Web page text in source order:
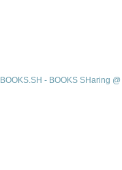
BOOKS.SH - BOOKS SHaring